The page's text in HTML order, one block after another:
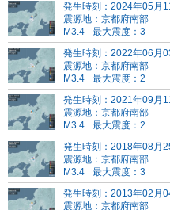
発生時刻：2024年05月
震源地：京都府南部
M3.4
最大震度：3
発生時刻：2022年06月
震源地：京都府南部
M3.4
最大震度：2
発生時刻：2021年09月
震源地：京都府南部
M3.4
最大震度：2
発生時刻：2018年08月
震源地：京都府南部
M3.4
最大震度：3
発生時刻：2013年02月
震源地：京都府南部